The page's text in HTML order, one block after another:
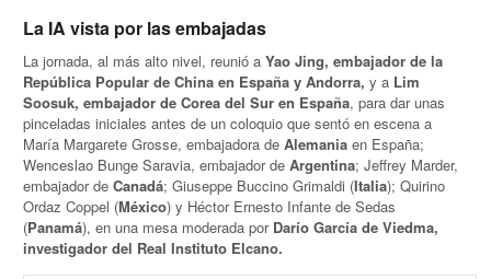
La IA vista por las embajadas
La jornada, al más alto nivel, reunió aYao Jing, embajador de la
República Popular de China en España y Andorra, y a Lim
Soosuk, embajador de Corea del Sur en España, para dar unas
pinceladas iniciales antes de un coloquio que sentó en escena a
María Margarete Grosse, embajadora deAlemania en España;
Wenceslao Bunge Saravia, embajador deArgentina; Jeffrey Marder,
embajador deCanadá; Giuseppe Buccino Grimaldi (Italia); Quirino
Ordaz Coppel (México) y Héctor Ernesto Infante de Sedas
(Panamá), en una mesa moderada por Darío García de Viedma,
investigador del Real Instituto Elcano.